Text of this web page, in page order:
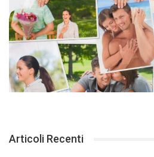
Articoli Recenti